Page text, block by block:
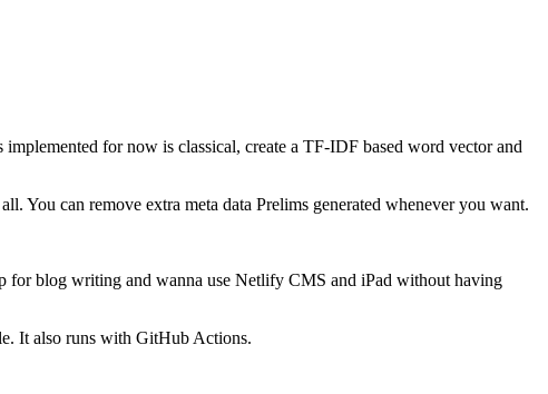
for now is classical, create a TF-IDF based word vector and
You can remove extra meta data Prelims generated whenever you want.
for blog writing and wanna use Netlify CMS and iPad without having
It also runs with GitHub Actions.